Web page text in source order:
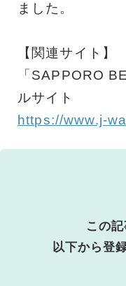
ました。
【関連サイト】
「SAPPORO
ルサイト
https://www.j-
この
以下から登